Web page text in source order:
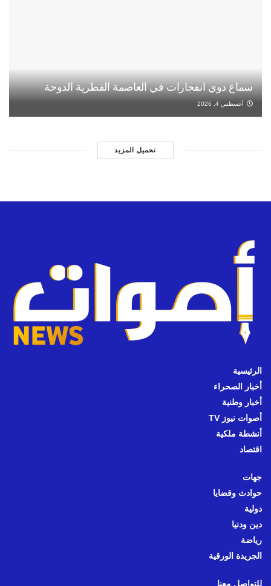
سماع دوي انفجارات في العاصمة القطرية الدوحة
أغسطس 4, 2026
تحميل المزيد
الرئيسية
أخبار الصحراء
أخبار وطنية
أصوات نيوز TV
أنشطة ملكية
اقتصاد
جهات
حوادث وقضايا
دولية
دين ودنيا
رياضة
الجريدة الورقية
للتواصل معنا